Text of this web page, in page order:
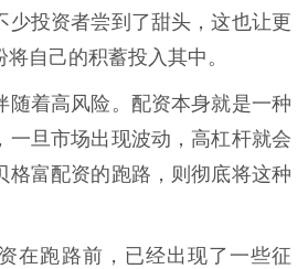
少投资者尝到了甜头，这也让更
自己的积蓄投入其中。
随着高风险。配资本身就是一种
一旦市场出现波动，高杠杆就会
格富配资的跑路，则彻底将这种
在跑路前，已经出现了一些征